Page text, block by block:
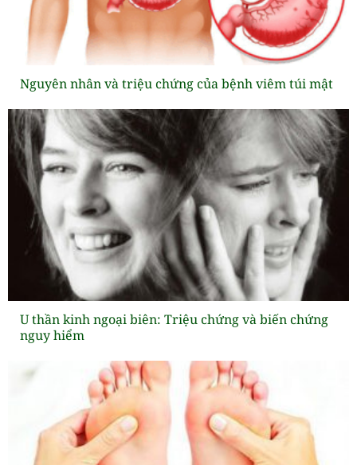
Nguyên nhân và triệu chứng của bệnh viêm túi mật
U thần kinh ngoại biên: Triệu chứng và biến chứng
nguy hiểm